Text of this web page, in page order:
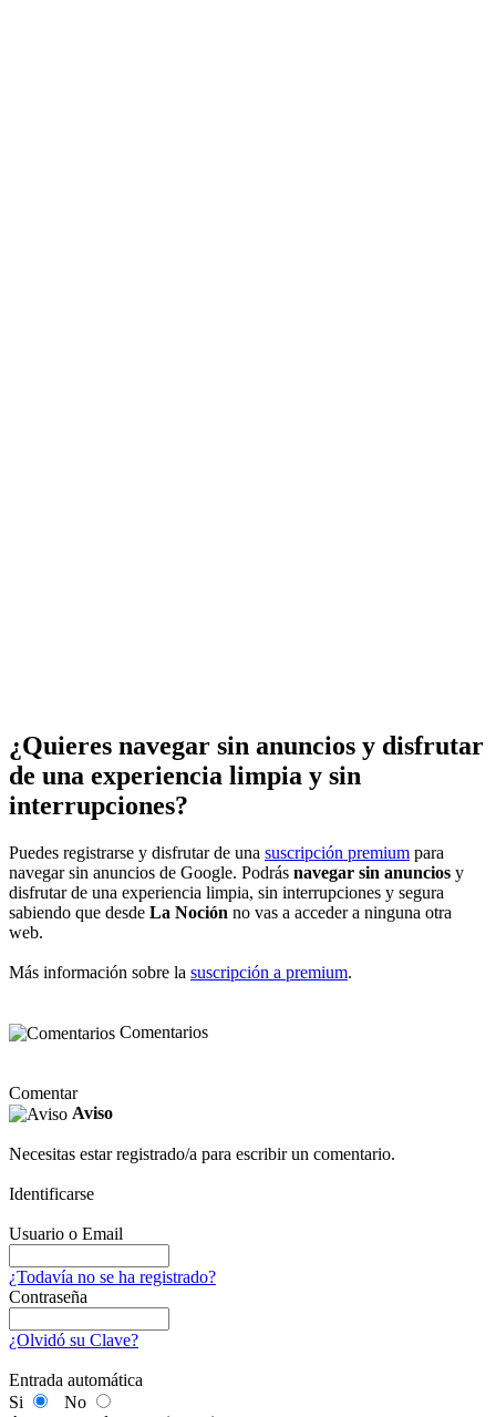
¿Quieres navegar sin anuncios y disfrutar
de una experiencia limpia y sin
interrupciones?
Puedes registrarse y disfrutar de una suscripción premium para
navegar sin anuncios de Google. Podrás navegar sin anuncios y
disfrutar de una experiencia limpia, sin interrupciones y segura
sabiendo que desde La Noción no vas a acceder a ninguna otra
web.
Más información sobre la suscripción a premium.
Comentarios
Comentar
Aviso
Necesitas estar registrado/a para escribir un comentario.
Identificarse
Usuario o Email
¿Todavía no se ha registrado?
Contraseña
¿Olvidó su Clave?
Entrada automática
Si
No